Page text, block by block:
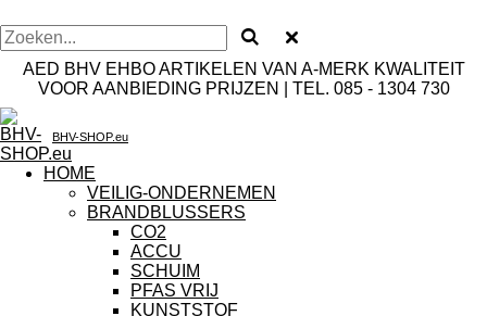
AED BHV EHBO ARTIKELEN VAN A-MERK KWALITEIT
VOOR AANBIEDING PRIJZEN | TEL. 085 - 1304 730
BHV-SHOP.eu
HOME
VEILIG-ONDERNEMEN
BRANDBLUSSERS
CO2
ACCU
SCHUIM
PFAS VRIJ
KUNSTSTOF